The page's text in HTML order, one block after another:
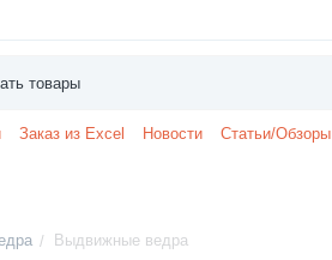
Заказ из Excel Новости Статьи/Обзоры
/ Выдвижные ведра